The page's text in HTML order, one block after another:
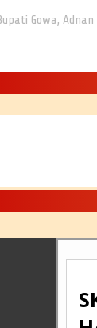
Bupati Gowa,